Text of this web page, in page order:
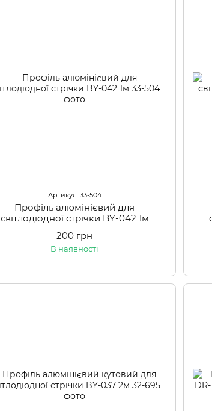
Артикул: 33-504
Профіль алюмінієвий для
світлодіодної стрічки BY-042 1м
200 грн
В наявності